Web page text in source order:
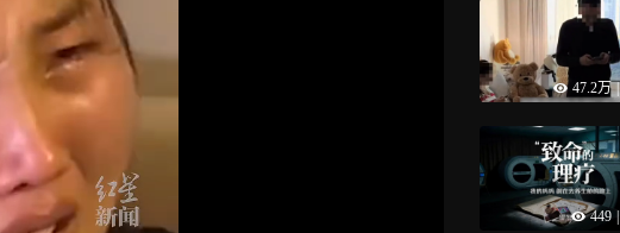
47.2万
449